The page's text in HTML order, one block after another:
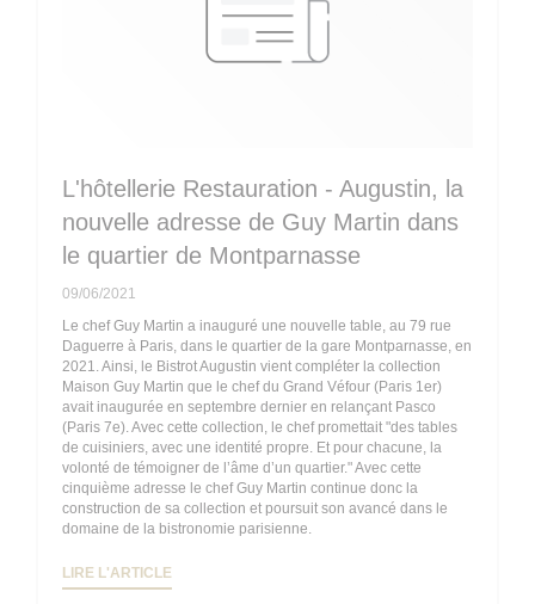
L'hôtellerie Restauration - Augustin, la
nouvelle adresse de Guy Martin dans
le quartier de Montparnasse
09/06/2021
Le chef Guy Martin a inauguré une nouvelle table, au 79 rue
Daguerre à Paris, dans le quartier de la gare Montparnasse, en
2021. Ainsi, le Bistrot Augustin vient compléter la collection
Maison Guy Martin que le chef du Grand Véfour (Paris 1er)
avait inaugurée en septembre dernier en relançant Pasco
(Paris 7e). Avec cette collection, le chef promettait "des tables
de cuisiniers, avec une identité propre. Et pour chacune, la
volonté de témoigner de l’âme d’un quartier." Avec cette
cinquième adresse le chef Guy Martin continue donc la
construction de sa collection et poursuit son avancé dans le
domaine de la bistronomie parisienne.
LIRE L'ARTICLE